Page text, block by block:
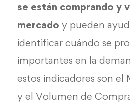
se están comprando y
mercado y pueden
identificar cuándo se
importantes en la
estos indicadores son el
y el Volumen de